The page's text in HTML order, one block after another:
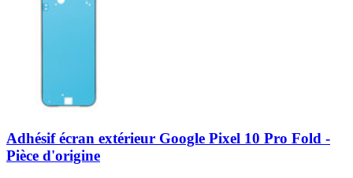
Adhésif écran extérieur Google Pixel 10 Pro Fold -
Pièce d'origine